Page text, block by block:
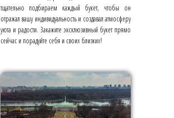
тщательно подбираем каждый букет, чтобы он
отражал вашу индивидуальность и создавал атмосферу
уюта и радости. Закажите эксклюзивный букет прямо
сейчас и порадуйте себя и своих близких!